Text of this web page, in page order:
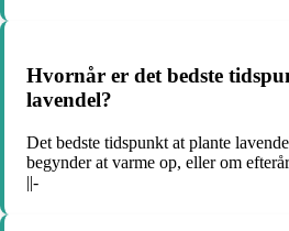
Hvornår er det bedste
lavendel?
Det bedste tidspunkt at plante
begynder at varme op, eller om
||-